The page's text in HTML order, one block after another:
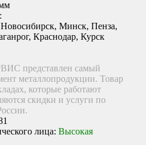
Минск, Пенза,
Краснодар, Курск
представлен самый
металлопродукции. Товар
которые работают
скидки и услуги по
лица: Высокая